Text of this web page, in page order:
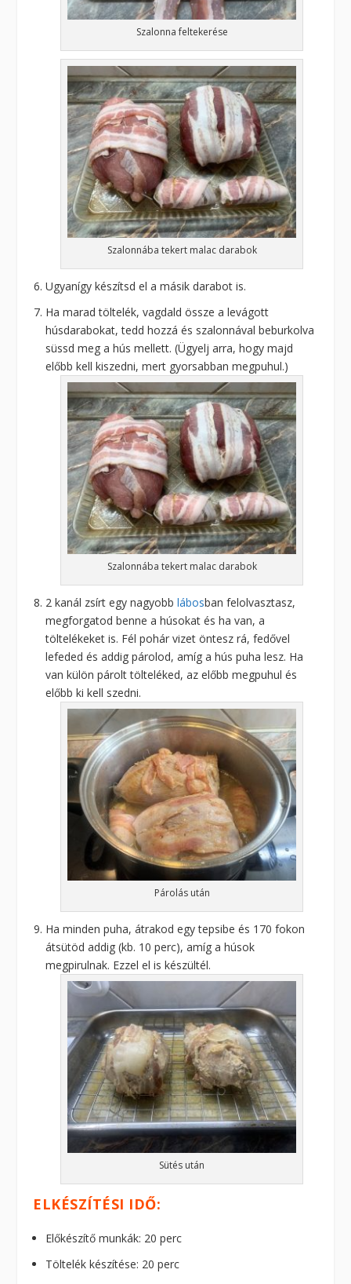
Szalonna feltekerése
Szalonnába tekert malac darabok
Ugyanígy készítsd el a másik darabot is.
Ha marad töltelék, vagdald össze a levágott
húsdarabokat, tedd hozzá és szalonnával beburkolva
süssd meg a hús mellett. (Ügyelj arra, hogy majd
előbb kell kiszedni, mert gyorsabban megpuhul.)
Szalonnába tekert malac darabok
2 kanál zsírt egy nagyobb lábosban felolvasztasz,
megforgatod benne a húsokat és ha van, a
töltelékeket is. Fél pohár vizet öntesz rá, fedővel
lefeded és addig párolod, amíg a hús puha lesz. Ha
van külön párolt tölteléked, az előbb megpuhul és
előbb ki kell szedni.
Párolás után
Ha minden puha, átrakod egy tepsibe és 170 fokon
átsütöd addig (kb. 10 perc), amíg a húsok
megpirulnak. Ezzel el is készültél.
Sütés után
ELKÉSZÍTÉSI IDŐ:
Előkészítő munkák: 20 perc
Töltelék készítése: 20 perc